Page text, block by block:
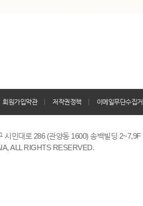
회원가입약관 저작권정책 이메일무단수집
시민대로 286 (관양동 1600) 송백빌딩
ALL RIGHTS RESERVED.